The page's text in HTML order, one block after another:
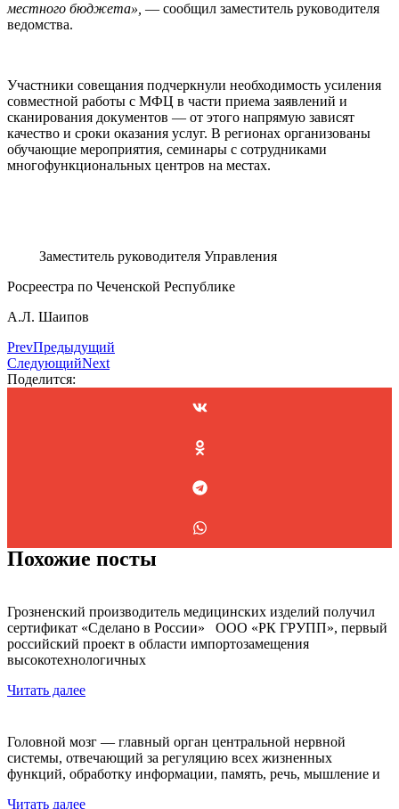
местного бюджета», — сообщил заместитель руководителя
ведомства.
Участники совещания подчеркнули необходимость усиления
совместной работы с МФЦ в части приема заявлений и
сканирования документов — от этого напрямую зависят
качество и сроки оказания услуг. В регионах организованы
обучающие мероприятия, семинары с сотрудниками
многофункциональных центров на местах.
Заместитель руководителя Управления
Росреестра по Чеченской Республике
А.Л. Шаипов
PrevПредыдущий
СледующийNext
Поделится:
Похожие посты
Грозненский производитель медицинских изделий получил
сертификат «Сделано в России» ООО «РК ГРУПП», первый
российский проект в области импортозамещения
высокотехнологичных
Читать далее
Головной мозг — главный орган центральной нервной
системы, отвечающий за регуляцию всех жизненных
функций, обработку информации, память, речь, мышление и
Читать далее